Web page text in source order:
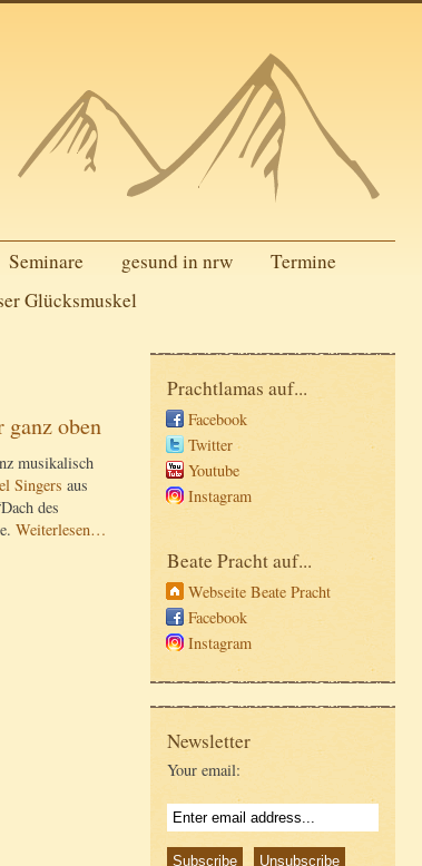
Seminare gesund in nrw
Termine
Glücksmuskel
Prachtlamas auf...
Facebook
Twitter
Youtube
Instagram
Beate Pracht auf...
Webseite Beate Pracht
Facebook
Instagram
Newsletter
Your email:
oben
musikalisch
Singers aus
des
Weiterlesen…